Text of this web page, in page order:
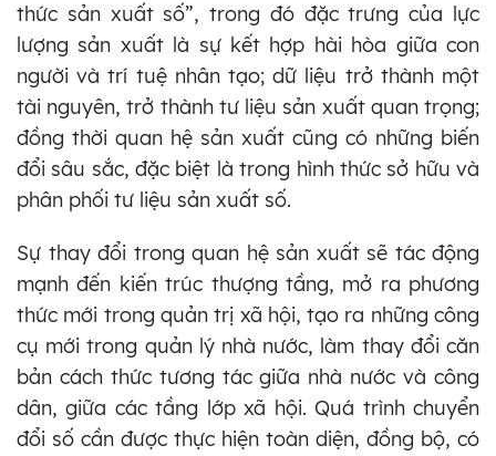
thức sản xuất số”, trong đó đặc trưng của lực
lượng sản xuất là sự kết hợp hài hòa giữa con
người và trí tuệ nhân tạo; dữ liệu trở thành một
tài nguyên, trở thành tư liệu sản xuất quan trọng;
đồng thời quan hệ sản xuất cũng có những biến
đổi sâu sắc, đặc biệt là trong hình thức sở hữu và
phân phối tư liệu sản xuất số.
Sự thay đổi trong quan hệ sản xuất sẽ tác động
mạnh đến kiến trúc thượng tầng, mở ra phương
thức mới trong quản trị xã hội, tạo ra những công
cụ mới trong quản lý nhà nước, làm thay đổi căn
bản cách thức tương tác giữa nhà nước và công
dân, giữa các tầng lớp xã hội. Quá trình chuyển
đổi số cần được thực hiện toàn diện, đồng bộ, có